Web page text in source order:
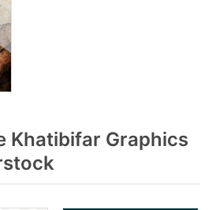
Khatibifar Graphics